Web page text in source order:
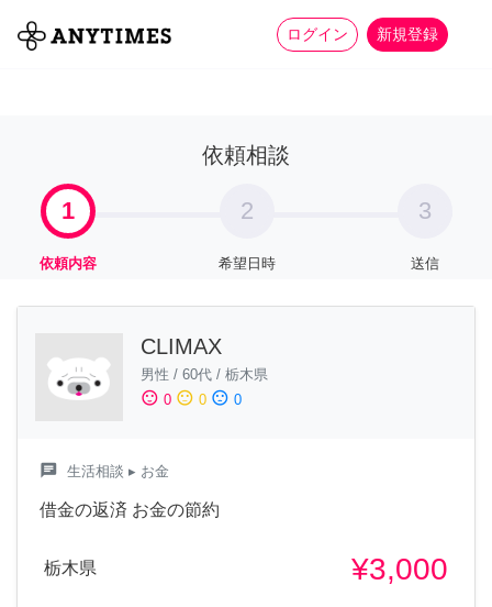
ログイン 新規登録
全て 家事 more_horiz
依頼相談
1
依頼内容
2
希望日時
3
送信
CLIMAX
男性 / 60代 / 栃木県
sentiment_satisfied 0 sentiment_neutral 0 sentiment_dissatisfied 0
chat 生活相談 ▸ お金
借金の返済 お金の節約
栃木県 ¥3,000